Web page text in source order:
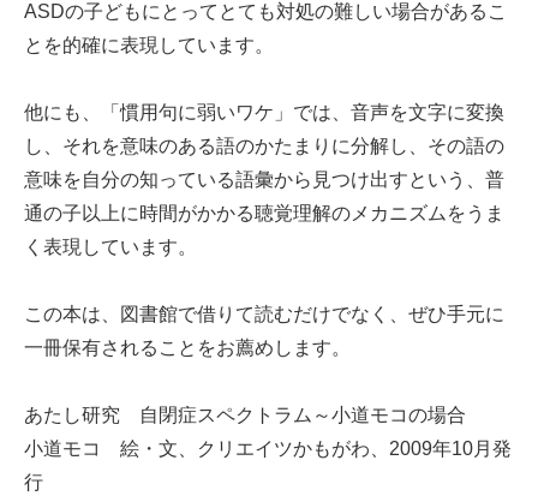
ASDの子どもにとってとても対処の難しい場合があるこ
とを的確に表現しています。
他にも、「慣用句に弱いワケ」では、音声を文字に変換
し、それを意味のある語のかたまりに分解し、その語の
意味を自分の知っている語彙から見つけ出すという、普
通の子以上に時間がかかる聴覚理解のメカニズムをうま
く表現しています。
この本は、図書館で借りて読むだけでなく、ぜひ手元に
一冊保有されることをお薦めします。
あたし研究 自閉症スペクトラム～小道モコの場合
小道モコ 絵・文、クリエイツかもがわ、2009年10月発
行